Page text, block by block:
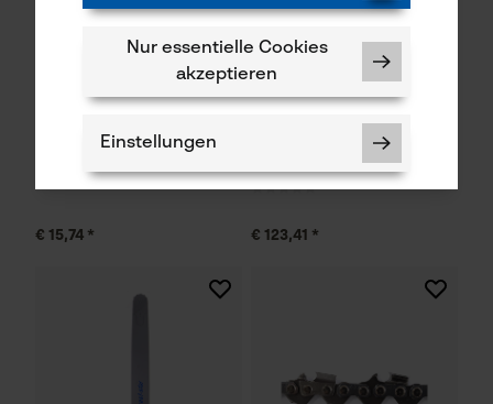
KOX Sägeketten Halbmeißel
325", 1.6 mm, 63 Tgl.
€ 15,74 *
Führungsschiene und 4
€ 123,41 *
Nur essentielle Cookies
akzeptieren
Einstellungen
Notwendige Cookies